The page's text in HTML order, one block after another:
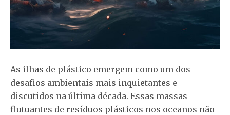
As ilhas de plástico emergem como um dos
desafios ambientais mais inquietantes e
discutidos na última década. Essas massas
flutuantes de resíduos plásticos nos oceanos não